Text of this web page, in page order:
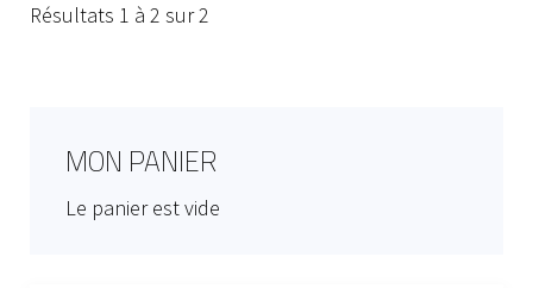
Résultats 1 à 2 sur 2
MON PANIER
Le panier est vide